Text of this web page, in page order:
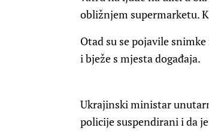
obližnjem supermarketu.
Otad su se pojavile
i bježe s mjesta događaja.
Ukrajinski ministar
policije suspendirani i da